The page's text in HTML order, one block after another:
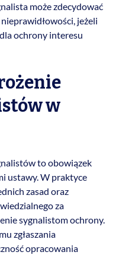
może zdecydować
jeżeli
ochrony interesu
w
to obowiązek
ustawy. W praktyce
zasad oraz
za
sygnalistom ochrony.
zgłaszania
opracowania